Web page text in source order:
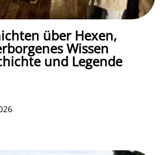
über Hexen,
Wissen
und Legende